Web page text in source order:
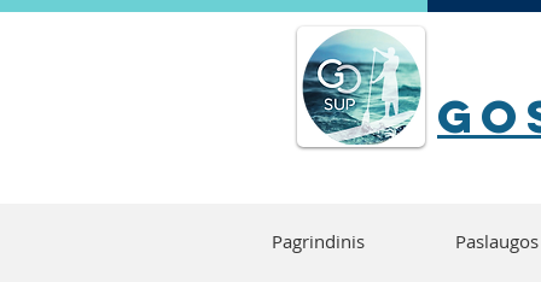
Pagrindinis Paslaugos